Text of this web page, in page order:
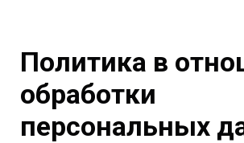
Политика в
обработки
персональных